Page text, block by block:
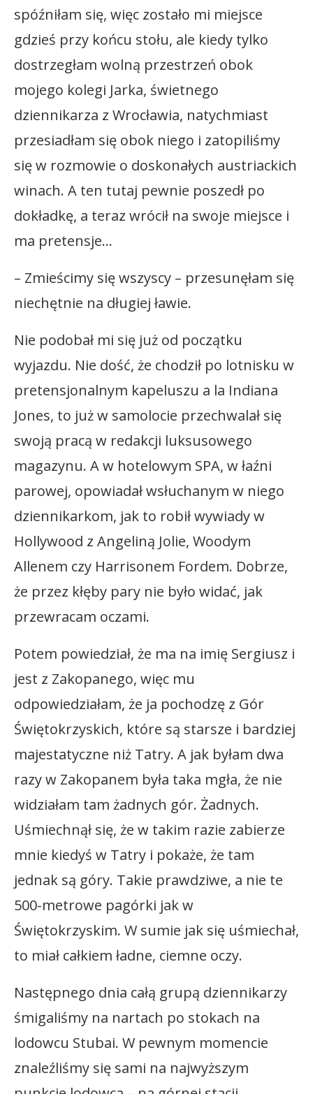
spóźniłam się, więc zostało mi miejsce
gdzieś przy końcu stołu, ale kiedy tylko
dostrzegłam wolną przestrzeń obok
mojego kolegi Jarka, świetnego
dziennikarza z Wrocławia, natychmiast
przesiadłam się obok niego i zatopiliśmy
się w rozmowie o doskonałych austriackich
winach. A ten tutaj pewnie poszedł po
dokładkę, a teraz wrócił na swoje miejsce i
ma pretensje…
– Zmieścimy się wszyscy – przesunęłam się
niechętnie na długiej ławie.
Nie podobał mi się już od początku
wyjazdu. Nie dość, że chodził po lotnisku w
pretensjonalnym kapeluszu a la Indiana
Jones, to już w samolocie przechwalał się
swoją pracą w redakcji luksusowego
magazynu. A w hotelowym SPA, w łaźni
parowej, opowiadał wsłuchanym w niego
dziennikarkom, jak to robił wywiady w
Hollywood z Angeliną Jolie, Woodym
Allenem czy Harrisonem Fordem. Dobrze,
że przez kłęby pary nie było widać, jak
przewracam oczami.
Potem powiedział, że ma na imię Sergiusz i
jest z Zakopanego, więc mu
odpowiedziałam, że ja pochodzę z Gór
Świętokrzyskich, które są starsze i bardziej
majestatyczne niż Tatry. A jak byłam dwa
razy w Zakopanem była taka mgła, że nie
widziałam tam żadnych gór. Żadnych.
Uśmiechnął się, że w takim razie zabierze
mnie kiedyś w Tatry i pokaże, że tam
jednak są góry. Takie prawdziwe, a nie te
500-metrowe pagórki jak w
Świętokrzyskim. W sumie jak się uśmiechał,
to miał całkiem ładne, ciemne oczy.
Następnego dnia całą grupą dziennikarzy
śmigaliśmy na nartach po stokach na
lodowcu Stubai. W pewnym momencie
znaleźliśmy się sami na najwyższym